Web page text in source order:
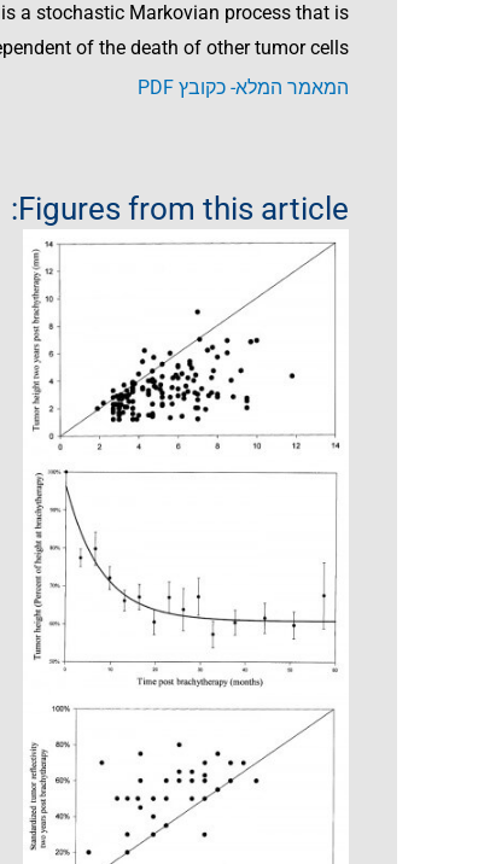
a stochastic Markovian process that is
of the death of other tumor cells.
המאמר המלא- כקובץ PDF
Figures from this article: